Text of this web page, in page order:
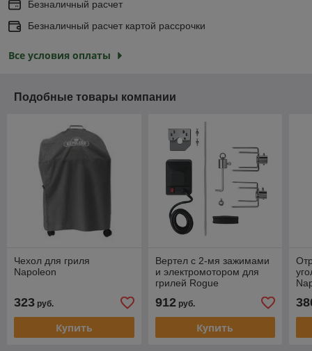
Безналичный расчет
Безналичный расчет картой рассрочки
Все условия оплаты
Подобные товары компании
Чехол для гриля
Napoleon
323 руб.
Купить
Вертел с 2-мя зажимами
и электромотором для
грилей Rogue
912руб.
Купить